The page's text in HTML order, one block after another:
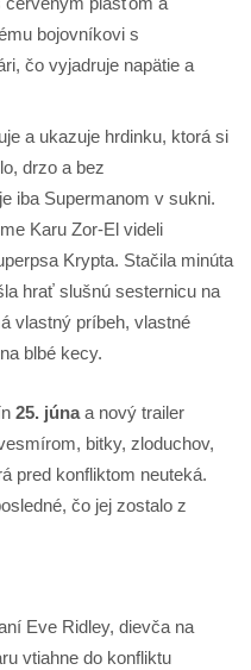
a ukazuje hrdinku, ktorá si
drzo a bez
iba Supermanom v sukni.
Karu Zor-El videli
Krypta. Stačila minúta
hrať slušnú sesternicu na
vlastný príbeh, vlastné
blbé kecy.
25. júnaa nový trailer
bitky, zloduchov,
pred konfliktom neuteká.
čo jej zostalo z
Eve Ridley, dievča na
vtiahne do konfliktu